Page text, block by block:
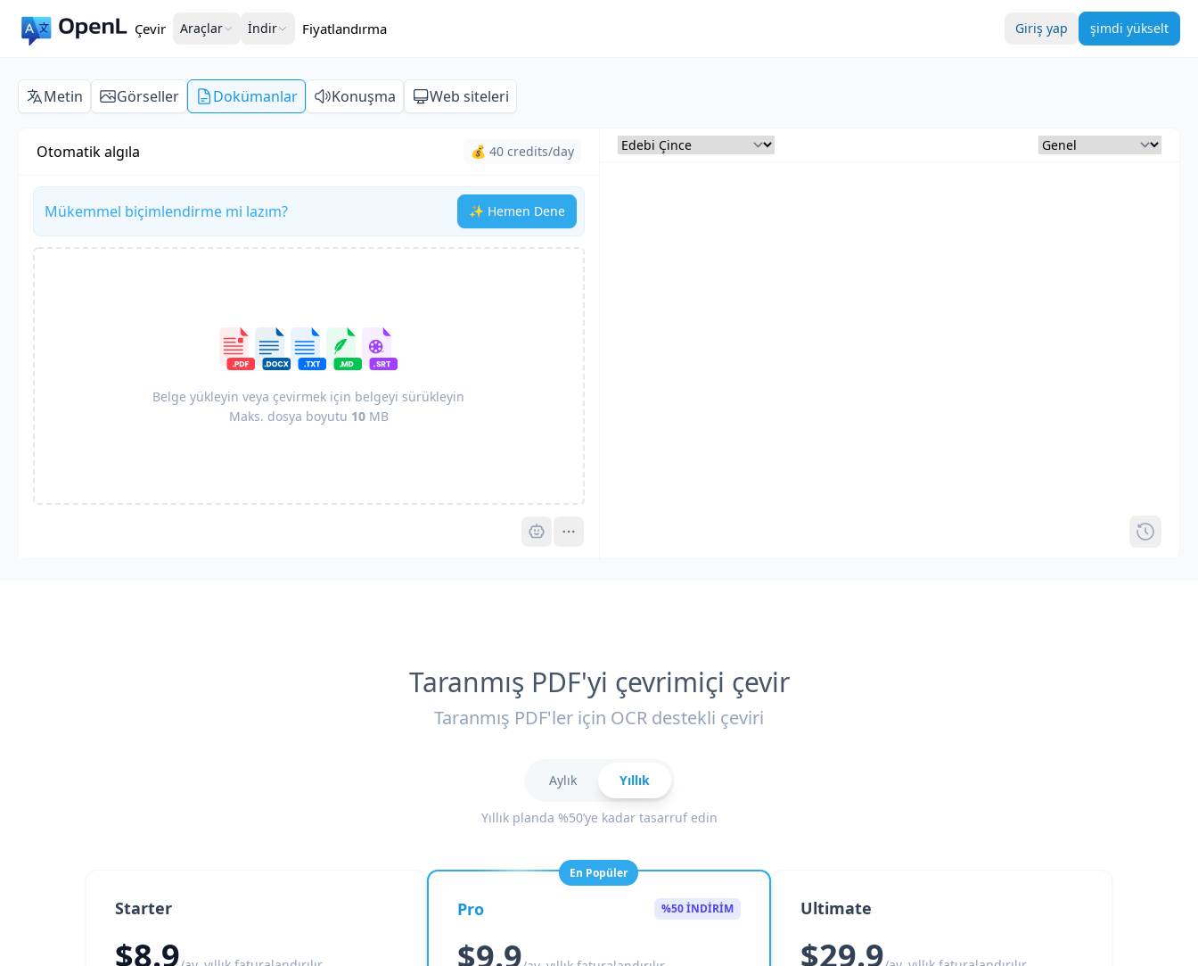
Çevir Araçlar İndir Fiyatlandırma Giriş yap şimdi yükselt
Metin Görseller Dokümanlar Konuşma Web siteleri
Otomatik algıla 💰 40 credits/day
Mükemmel biçimlendirme mi lazım? ✨ Hemen Dene
Belge yükleyin veya çevirmek için belgeyi sürükleyin
Maks. dosya boyutu 10MB
Pro
Taranmış PDF'yi çevrimiçi çevir
Taranmış PDF'ler için OCR destekli çeviri
Aylık Yıllık
Yıllık planda %50’ye kadar tasarruf edin
Starter
$8.9
En Popüler
Pro %50 İNDİRİM
$9.9
Ultimate
$29.9